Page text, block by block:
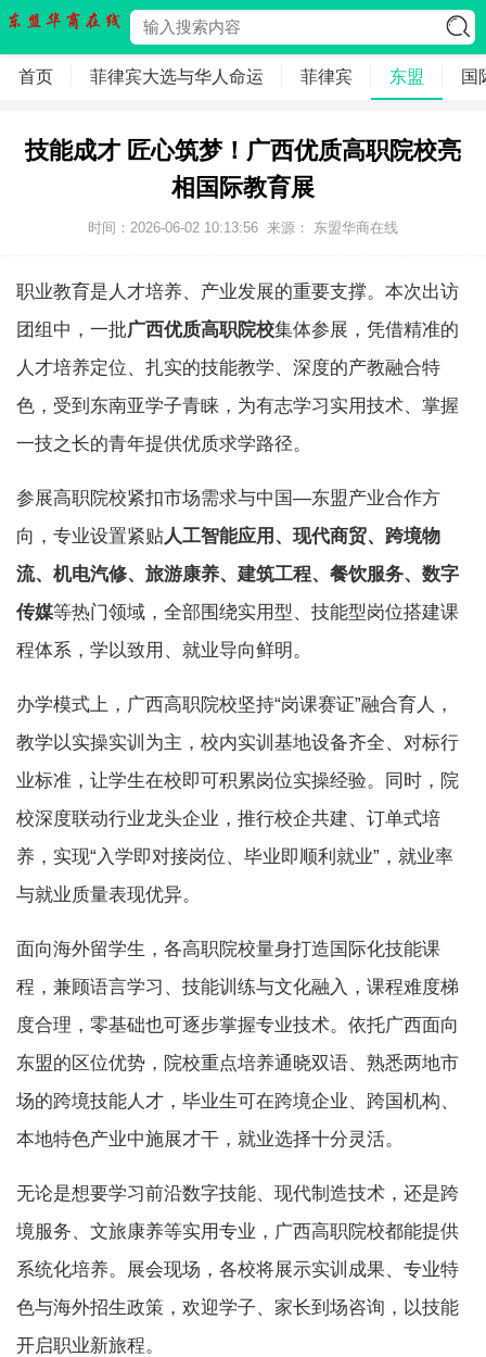
首页 菲律宾大选与华人命运 菲律宾 东盟 国
技能成才 匠心筑梦！广西优质高职院校亮
相国际教育展
时间：2026-06-02 10:13:56 来源： 东盟华商在线
职业教育是人才培养、产业发展的重要支撑。本次出访
团组中，一批广西优质高职院校集体参展，凭借精准的
人才培养定位、扎实的技能教学、深度的产教融合特
色，受到东南亚学子青睐，为有志学习实用技术、掌握
一技之长的青年提供优质求学路径。
参展高职院校紧扣市场需求与中国—东盟产业合作方
向，专业设置紧贴人工智能应用、现代商贸、跨境物
流、机电汽修、旅游康养、建筑工程、餐饮服务、数字
传媒等热门领域，全部围绕实用型、技能型岗位搭建课
程体系，学以致用、就业导向鲜明。
办学模式上，广西高职院校坚持“岗课赛证”融合育人，
教学以实操实训为主，校内实训基地设备齐全、对标行
业标准，让学生在校即可积累岗位实操经验。同时，院
校深度联动行业龙头企业，推行校企共建、订单式培
养，实现“入学即对接岗位、毕业即顺利就业”，就业率
与就业质量表现优异。
面向海外留学生，各高职院校量身打造国际化技能课
程，兼顾语言学习、技能训练与文化融入，课程难度梯
度合理，零基础也可逐步掌握专业技术。依托广西面向
东盟的区位优势，院校重点培养通晓双语、熟悉两地市
场的跨境技能人才，毕业生可在跨境企业、跨国机构、
本地特色产业中施展才干，就业选择十分灵活。
无论是想要学习前沿数字技能、现代制造技术，还是跨
境服务、文旅康养等实用专业，广西高职院校都能提供
系统化培养。展会现场，各校将展示实训成果、专业特
色与海外招生政策，欢迎学子、家长到场咨询，以技能
开启职业新旅程。